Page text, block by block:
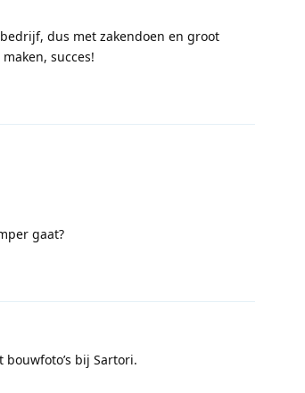
dus met zakendoen en groot
succes!
gaat?
bij Sartori.